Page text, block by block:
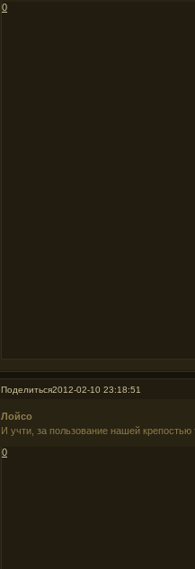
0
Поделиться2012-02-10 23:18:51
Лойсо
И учти, за пользование нашей крепостью
0